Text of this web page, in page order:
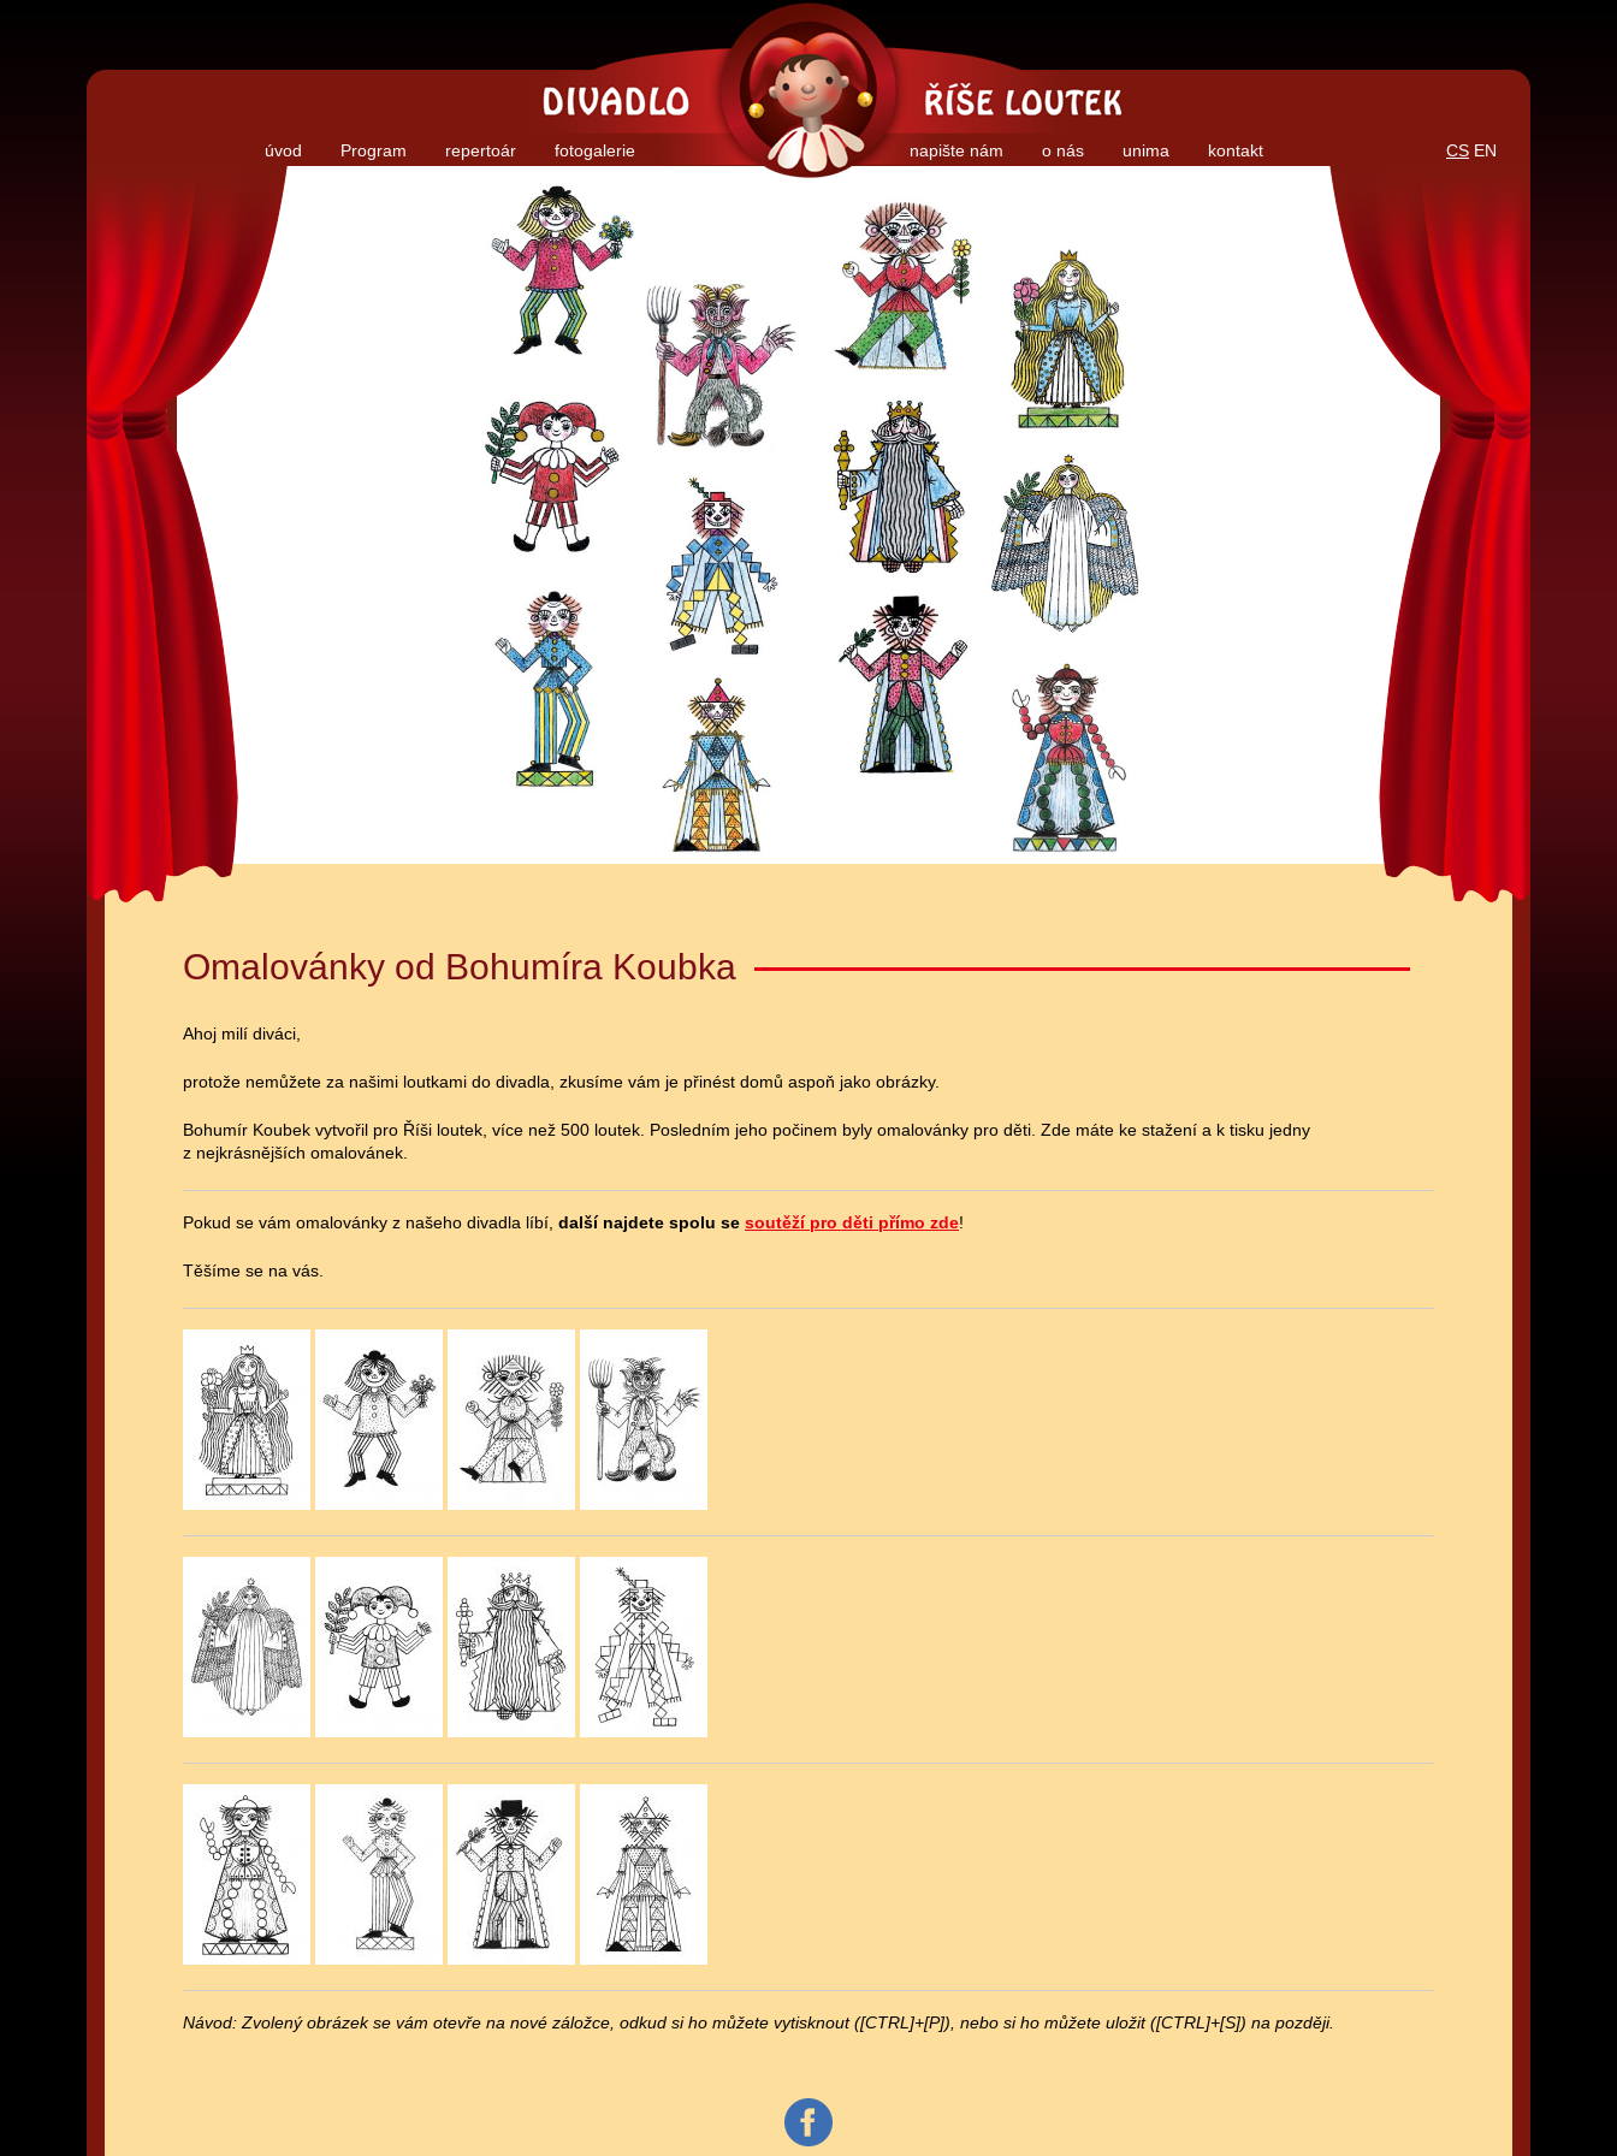
úvod Program repertoár fotogalerie napište nám o nás unima kontakt CS EN
Omalovánky od Bohumíra Koubka
Ahoj milí diváci,
protože nemůžete za našimi loutkami do divadla, zkusíme vám je přinést domů aspoň jako obrázky.
Bohumír Koubek vytvořil pro Říši loutek, více než 500 loutek. Posledním jeho počinem byly omalovánky pro děti. Zde máte ke stažení a k tisku jedny
z nejkrásnějších omalovánek.
Pokud se vám omalovánky z našeho divadla líbí, další najdete spolu se soutěží pro děti přímo zde!
Těšíme se na vás.
Návod: Zvolený obrázek se vám otevře na nové záložce, odkud si ho můžete vytisknout ([CTRL]+[P]), nebo si ho můžete uložit ([CTRL]+[S]) na později.